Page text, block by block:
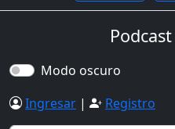
Modo oscuro
Ingresar | Registro